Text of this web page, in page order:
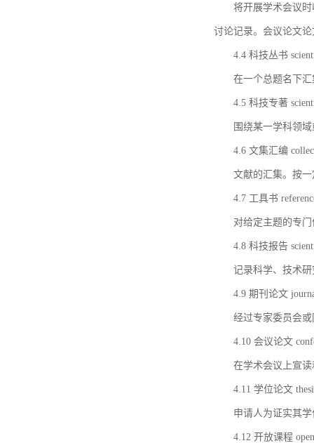
将开展学术会议
讨论记录。会议论文
4.4 科技丛书
在一个总题名下
4.5 科技专著
围绕某一学科领
4.6 文集汇编
文献的汇集。按
4.7 工具书
对给定主题的专
4.8 科技报告
记录科学、技术
4.9 期刊论文
经过专家委员会
4.10 会议论文
在学术会议上宣
4.11 学位论文
申请人为证实其
4.12 开放课程